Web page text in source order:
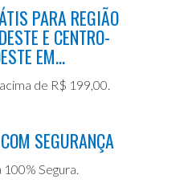
PARA REGIÃO
E CENTRO-
EM...
de R$ 199,00.
SEGURANÇA
100% Segura.